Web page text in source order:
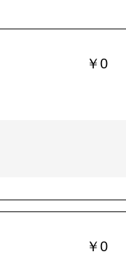
￥0
￥0